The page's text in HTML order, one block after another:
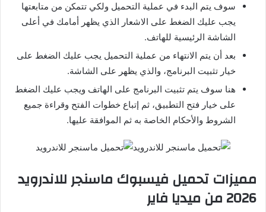
سوف يتم البدء في عملية التحميل ولكي تتمكن من متابعتها
يجب عليك الضغط على الاشعار الذي يظهر أمامك في أعلى
الشاشة الرئيسية للهاتف.
بعد أن يتم الانتهاء من عملية التحميل يجب عليك الضغط على
خيار تثبيت البرنامج، والذي يظهر على الشاشة.
هنا سوف يتم تثبيت البرنامج على الهاتف ويجب عليك الضغط
على خيار فتح التطبيق، ثم إتباع خطوات الفتح وقراءة جميع
الشروط والأحكام الخاصة به ثم الموافقة عليها.
مميزات تحميل فيسبوك ماسنجر للاندرويد
2026 من ميديا فاير